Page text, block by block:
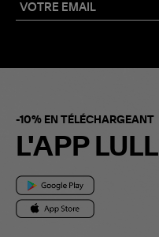
-10% EN TÉLÉCHARGEANT
L'APP LULLI